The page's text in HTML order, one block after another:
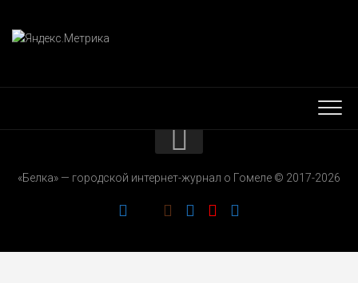
РЕКЛАМОДАТЕЛЯМ
«Белка» — городской интернет-журнал о Гомеле © 2017-2026